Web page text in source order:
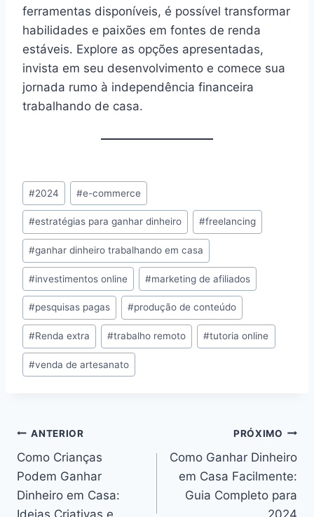
ferramentas disponíveis, é possível transformar
habilidades e paixões em fontes de renda
estáveis. Explore as opções apresentadas,
invista em seu desenvolvimento e comece sua
jornada rumo à independência financeira
trabalhando de casa.
Tags
do
Post:
#2024 #e-commerce
#estratégias para ganhar dinheiro #freelancing
#ganhar dinheiro trabalhando em casa
#investimentos online #marketing de afiliados
#pesquisas pagas #produção de conteúdo
#Renda extra #trabalho remoto #tutoria online
#venda de artesanato
Navegação
de
Post
ANTERIOR
Como Crianças
Podem Ganhar
Dinheiro em Casa:
PRÓXIMO
Como Ganhar Dinheiro
em Casa Facilmente:
Guia Completo para